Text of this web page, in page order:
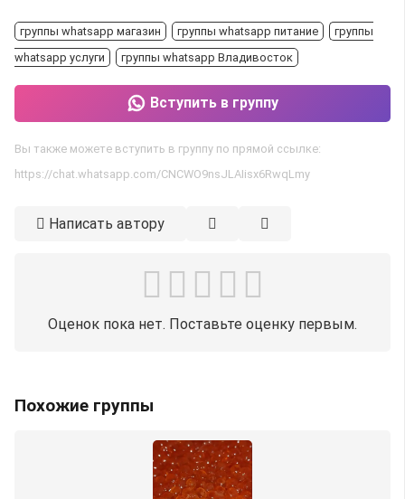
группы whatsapp магазин группы whatsapp питание
группы
whatsapp услуги
группы whatsapp Владивосток
Вступить в группу
Вы также можете вступить в группу по прямой ссылке:
https://chat.whatsapp.com/CNCWO9nsJLAIisx6RwqLmy
Написать автору
Оценок пока нет. Поставьте оценку первым.
Похожие группы